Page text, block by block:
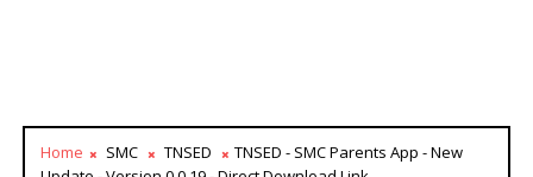
Home SMC TNSED
TNSED - SMC Parents App - New